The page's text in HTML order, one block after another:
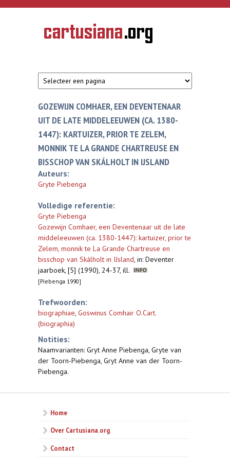
Overslaan en naar de inhoud gaan
CARTUSIANA
Geschiedenis
van de
GOZEWIJN COMHAER, EEN DEVENTENAAR
UIT DE LATE MIDDELEEUWEN (CA. 1380-
1447): KARTUIZER, PRIOR TE ZELEM,
MONNIK TE LA GRANDE CHARTREUSE EN
BISSCHOP VAN SKÁLHOLT IN IJSLAND
Auteurs:
Gryte Piebenga
Volledige referentie:
Gryte Piebenga
Gozewijn Comhaer, een Deventenaar uit de late
middeleeuwen (ca. 1380-1447): kartuizer, prior te
Zelem, monnik te La Grande Chartreuse en
bisschop van Skálholt in IJsland, in: Deventer
jaarboek, [5] (1990), 24-37, ill.
[Piebenga 1990]
Trefwoorden:
biographiae, Goswinus Comhair O.Cart.
(biographia)
Notities:
Naamvarianten: Gryt Anne Piebenga, Gryte van
der Toorn-Piebenga, Gryt Anne van der Toorn-
Piebenga.
Home
Over Cartusiana.org
Contact